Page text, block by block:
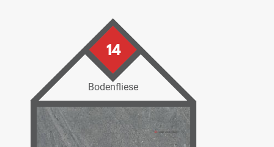
14
Bodenfliese